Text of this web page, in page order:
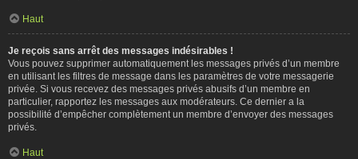
Haut
Je reçois sans arrêt des messages indésirables !
Vous pouvez supprimer automatiquement les messages privés d’un membre
en utilisant les filtres de message dans les paramètres de votre messagerie
privée. Si vous recevez des messages privés abusifs d’un membre en
particulier, rapportez les messages aux modérateurs. Ce dernier a la
possibilité d’empêcher complètement un membre d’envoyer des messages
privés.
Haut